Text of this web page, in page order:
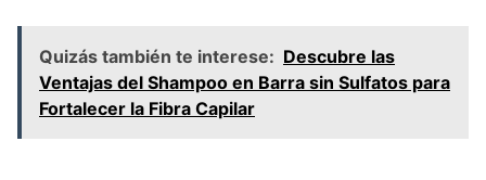
Quizás también te interese: Descubre las
Ventajas del Shampoo en Barra sin Sulfatos para
Fortalecer la Fibra Capilar